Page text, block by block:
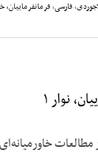
,فارسی,فرمانفرماییان،
نوار ۱
مطالعات